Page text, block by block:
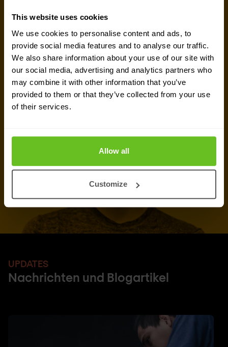
This website uses cookies
We use cookies to personalise content and ads, to
provide social media features and to analyse our traffic.
We also share information about your use of our site with
our social media, advertising and analytics partners who
may combine it with other information that you’ve
provided to them or that they’ve collected from your use
of their services.
Allow all
Customize
Experten kontaktieren
Angebot anfordern
UPDATES
Nachrichten und Blogartikel